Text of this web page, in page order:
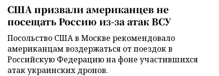
США призвали американцев не
посещать Россию из-за атак ВСУ
Посольство США в Москве рекомендовало
американцам воздержаться от поездок в
Российскую Федерацию на фоне участившихся
атак украинских дронов.